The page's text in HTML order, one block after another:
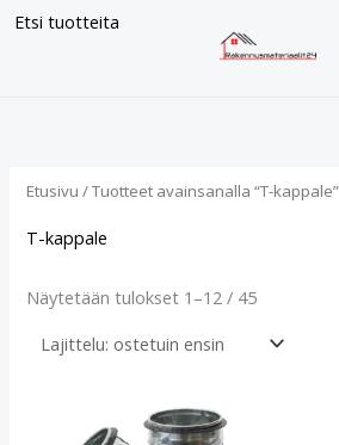
Etsi tuotteita
Siirry
Etusivu / Tuotteet avainsanalla “T-kappale”
T-kappale
Näytetään tulokset 1–12 / 45